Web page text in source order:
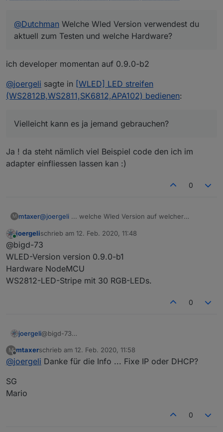
@Dutchman Welche Wled Version verwendest du
aktuell zum Testen und welche Hardware?
ich developer momentan auf 0.9.0-b2
@joergeli sagte in [WLED] LED streifen
(WS2812B,WS2811,SK6812,APA102) bedienen:
Vielleicht kann es ja jemand gebrauchen?
Ja ! da steht nämlich viel Beispiel code den ich im
adapter einfliessen lassen kan :)
0
M mtaxer@joergeli
SG
Mario
Online
joergelischrieb am 12. Feb. 2020, 11:48
zuletzt editiert von
@bigd-73
WLED-Version version 0.9.0-b1
Hardware NodeMCU
WS2812-LED-Stripe mit 30 RGB-LEDs.
0
joergeli@bigd-73
Hardware NodeMCU
WS2812-LED-Stripe mit 30 RGB-LEDs.
M
Offline
mtaxerschrieb am 12. Feb. 2020, 11:58
zuletzt editiert von
@joergeli Danke für die Info ... Fixe IP oder DHCP?
SG
Mario
0